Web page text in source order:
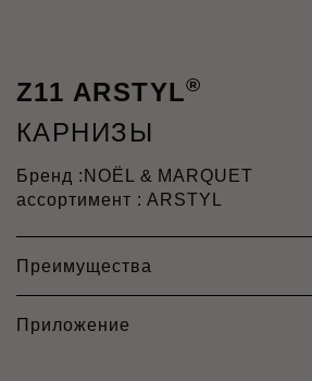
Z11 ARSTYL®
КАРНИЗЫ
Бренд : NOËL & MARQUET
ассортимент : ARSTYL
Преимущества
Приложение